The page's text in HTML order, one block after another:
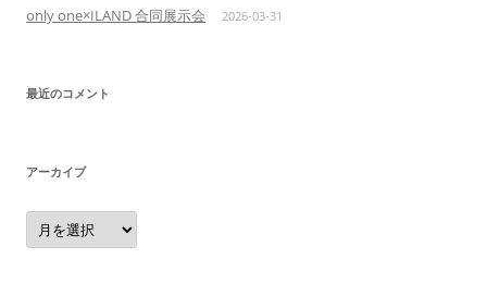
only one×ILAND 合同展示会 2026-03-31
最近のコメント
アーカイブ
ア
ー
カ